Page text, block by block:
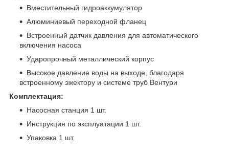
Вместительный гидроаккумулятор
Алюминиевый переходной фланец
Встроенный датчик давления для автоматического
включения насоса
Ударопрочный металлический корпус
Высокое давление воды на выходе, благодаря
встроенному эжектору и системе труб Вентури
Комплектация:
Насосная станция 1 шт.
Инструкция по эксплуатации 1 шт.
Упаковка 1 шт.